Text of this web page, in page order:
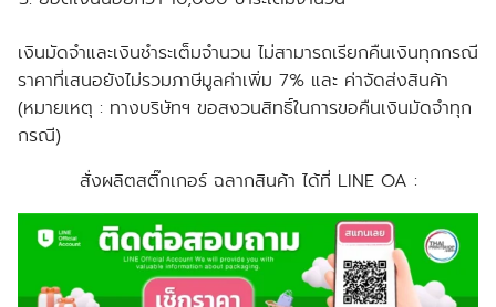
เงินมัดจำและเงินชำระเต็มจำนวน ไม่สามารถเรียกคืนเงินทุกกรณี
ราคาที่เสนอยังไม่รวมภาษีมูลค่าเพิ่ม 7% และ ค่าจัดส่งสินค้า
(หมายเหตุ : ทางบริษัทฯ ขอสงวนสิทธิ์ในการขอคืนเงินมัดจำทุก
กรณี)
สั่งผลิตสติ๊กเกอร์ ฉลากสินค้า ได้ที่ LINE OA :